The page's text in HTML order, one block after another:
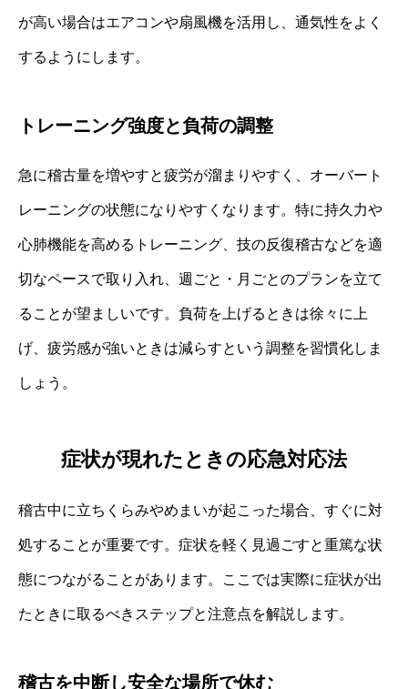
が高い場合はエアコンや扇風機を活用し、通気性をよく
するようにします。
トレーニング強度と負荷の調整
急に稽古量を増やすと疲労が溜まりやすく、オーバート
レーニングの状態になりやすくなります。特に持久力や
心肺機能を高めるトレーニング、技の反復稽古などを適
切なペースで取り入れ、週ごと・月ごとのプランを立て
ることが望ましいです。負荷を上げるときは徐々に上
げ、疲労感が強いときは減らすという調整を習慣化しま
しょう。
症状が現れたときの応急対応法
稽古中に立ちくらみやめまいが起こった場合、すぐに対
処することが重要です。症状を軽く見過ごすと重篤な状
態につながることがあります。ここでは実際に症状が出
たときに取るべきステップと注意点を解説します。
稽古を中断し安全な場所で休む